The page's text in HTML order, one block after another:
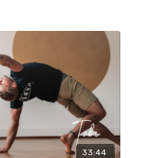
33:44